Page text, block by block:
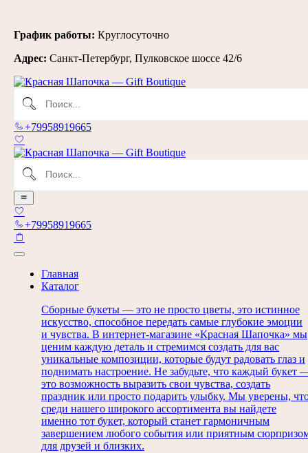
Перейти
содержимому
График работы: Круглосуточно
Адрес: Санкт-Петербург, Пулковское шоссе 42/6
+79958919665
+79958919665
Главная
Каталог
Сборные букеты — это не просто цветы, это истинное
искусство, способное передать самые глубокие эмоции
и чувства. В интернет-магазине «Красная Шапочка» мы
ценим каждую деталь и стремимся создать для вас
уникальные композиции, которые будут радовать глаз и
поднимать настроение. Не забудьте, что каждый букет
это возможность выразить свои чувства, создать
праздник или просто подарить улыбку. Мы уверены,
среди нашего широкого ассортимента вы найдете
именно тот букет, который станет гармоничным
завершением любого события или приятным
для друзей и близких.